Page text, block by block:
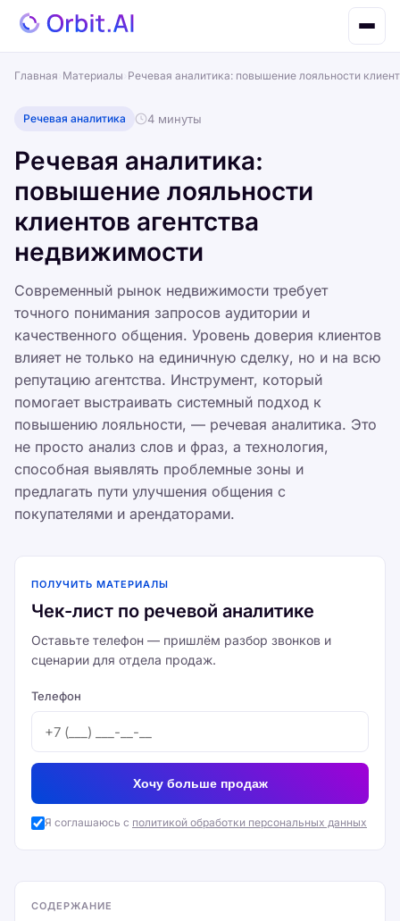
Главная Материалы Речевая аналитика: повышение лояльности
Речевая аналитика 4 минуты
Речевая аналитика:
повышение лояльности
клиентов агентства
недвижимости
Современный рынок недвижимости требует
точного понимания запросов аудитории и
качественного общения. Уровень доверия клиентов
влияет не только на единичную сделку, но и на всю
репутацию агентства. Инструмент, который
помогает выстраивать системный подход к
повышению лояльности, — речевая аналитика. Это
не просто анализ слов и фраз, а технология,
способная выявлять проблемные зоны и
предлагать пути улучшения общения с
покупателями и арендаторами.
ПОЛУЧИТЬ МАТЕРИАЛЫ
Чек-лист по речевой аналитике
Оставьте телефон — пришлём разбор звонков и
сценарии для отдела продаж.
Телефон
Хочу больше продаж
Я соглашаюсь с политикой обработки персональных данных
СОДЕРЖАНИЕ